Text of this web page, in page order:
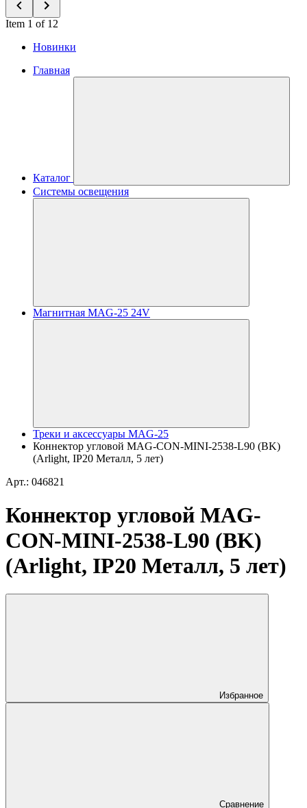
Item 1 of 12
Новинки
Главная
Каталог
Системы освещения
Магнитная MAG-25 24V
Треки и аксессуары MAG-25
Коннектор угловой MAG-CON-MINI-2538-L90 (BK)
(Arlight, IP20 Металл, 5 лет)
Арт.: 046821
Коннектор угловой MAG-
CON-MINI-2538-L90 (BK)
(Arlight, IP20 Металл, 5 лет)
Избранное
Сравнение